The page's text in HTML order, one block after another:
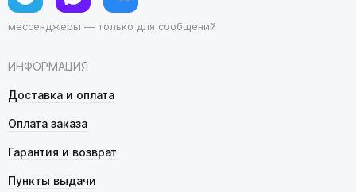
ИНФОРМАЦИЯ
Доставка и оплата
Оплата заказа
Гарантия и возврат
Пункты выдачи
мессенджеры — только для сообщений